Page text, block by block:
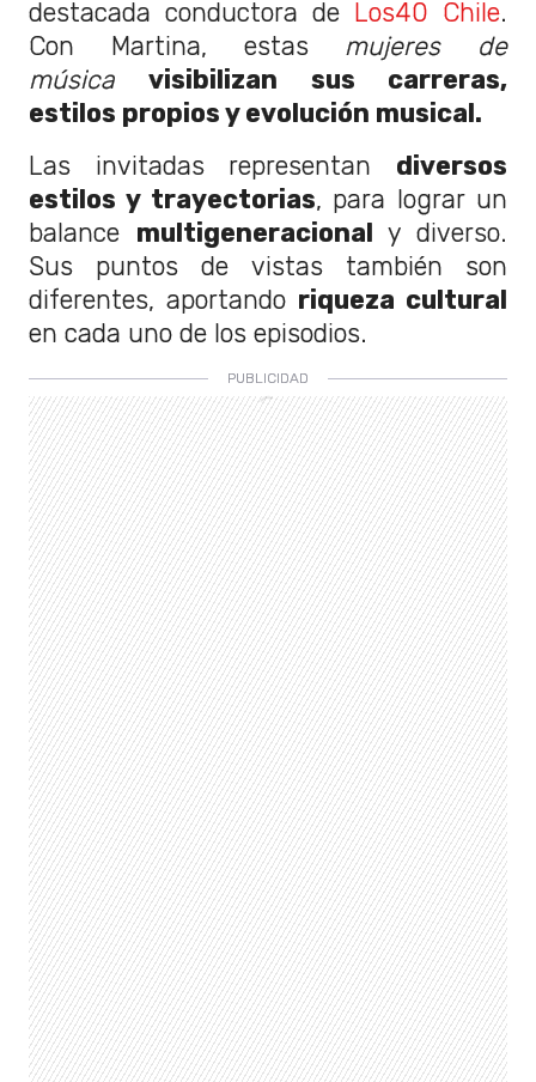
destacada conductora de Los40 Chile.
Con Martina, estas mujeres de
música
visibilizan sus carreras,
estilos propios y evolución musical.
Las invitadas representan diversos
estilos y trayectorias, para lograr un
balance multigeneracional
y diverso.
Sus puntos de vistas también son
diferentes, aportando riqueza cultural
en cada uno de los episodios.